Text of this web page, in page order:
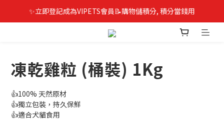
✨立即登記成為VIPETS會員📝購物儲積分, 積分當錢用
凍乾雞粒 (桶裝) 1Kg
👍100% 天然原材
👍獨立包裝，持久保鮮
👍適合犬貓食用